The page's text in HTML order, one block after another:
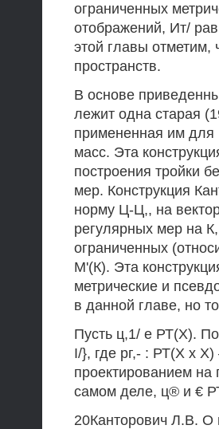
ограниченных
отображений, Ит/
этой главы отметим,
пространств.
В основе
лежит одна старая
примененная им
масс. Эта
построения тройки
мер. Конструкция
норму Ц-Ц,, на
регулярных мер на
ограниченных
М'(К). Эта
метрические и
в данной главе, но
Пусть ц,1/ е РТ(Х).
I/}, где рг,- : РТ(Х х
проектированием
самом деле, ц® и €
20Канторович Л.В.